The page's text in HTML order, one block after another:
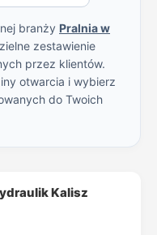
branży Pralnia w
zestawienie
przez klientów.
otwarcia i wybierz
do Twoich
Kalisz